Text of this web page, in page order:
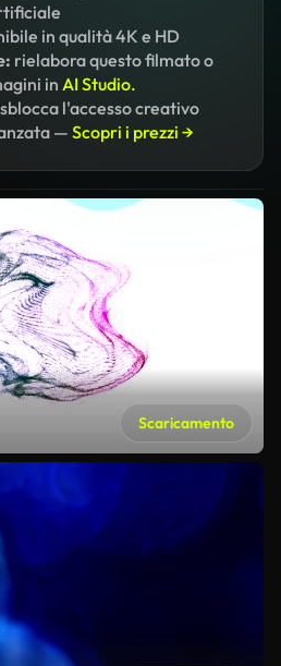
in qualità 4K e HD
rielabora questo filmato o
in AI Studio.
sblocca l'accesso creativo
— Scopri i prezzi →
Scaricamento